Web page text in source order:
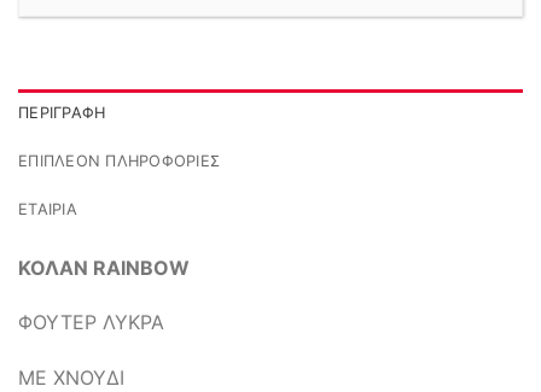
ΠΕΡΙΓΡΑΦΉ
ΕΠΙΠΛΈΟΝ ΠΛΗΡΟΦΟΡΊΕΣ
ΕΤΑΙΡΊΑ
ΚΟΛΑΝ RAINBOW
ΦΟΥΤΕΡ ΛΥΚΡΑ
ΜΕ ΧΝΟΥΔΙ